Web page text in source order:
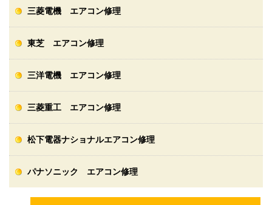
三菱電機 エアコン修理
東芝 エアコン修理
三洋電機 エアコン修理
三菱重工 エアコン修理
松下電器ナショナルエアコン修理
パナソニック エアコン修理